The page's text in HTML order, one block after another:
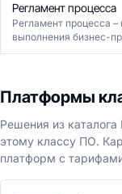
Регламент процесса
Регламент процесса
выполнения бизнес-
Платформы
Решения из
этому классу ПО.
платформ с